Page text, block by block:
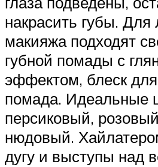
накрасить губы. Для
макияжа подходят
губной помады с
эффектом, блеск
помада. Идеальные
персиковый,
нюдовый.
дугу и выступы над